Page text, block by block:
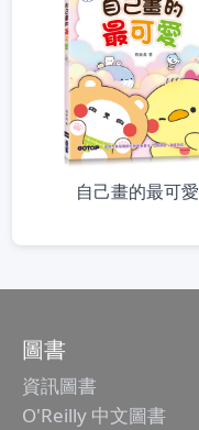
自己畫的最可愛
圖書
資訊圖書
O'Reilly 中文圖書